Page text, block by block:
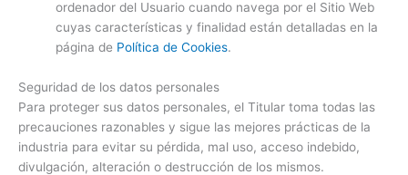
ordenador del Usuario cuando navega por el Sitio Web
cuyas características y finalidad están detalladas en la
página de Política de Cookies.
Seguridad de los datos personales
Para proteger sus datos personales, el Titular toma todas las
precauciones razonables y sigue las mejores prácticas de la
industria para evitar su pérdida, mal uso, acceso indebido,
divulgación, alteración o destrucción de los mismos.